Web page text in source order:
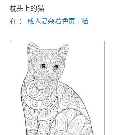
枕头上的猫
在 ： 成人复杂着色页 : 猫